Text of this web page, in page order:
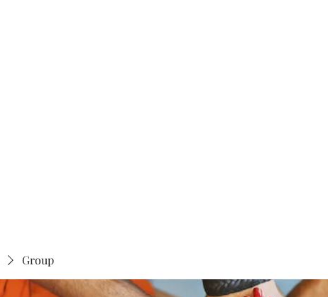
Group